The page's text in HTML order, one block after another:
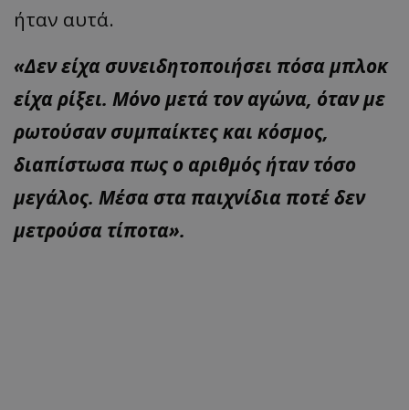
ήταν αυτά.
«Δεν είχα συνειδητοποιήσει πόσα μπλοκ
είχα ρίξει. Μόνο μετά τον αγώνα, όταν με
ρωτούσαν συμπαίκτες και κόσμος,
διαπίστωσα πως ο αριθμός ήταν τόσο
μεγάλος. Μέσα στα παιχνίδια ποτέ δεν
μετρούσα τίποτα».